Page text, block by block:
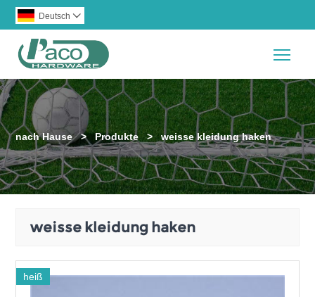
Deutsch 
nach Hause > Produkte > weisse kleidung haken
weisse kleidung haken
heiß